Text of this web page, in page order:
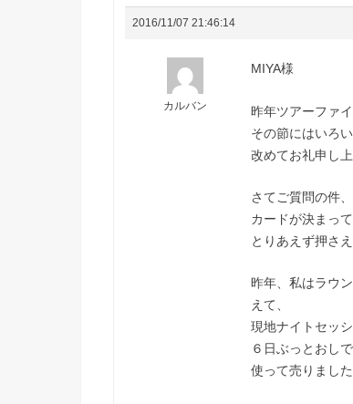
2016/11/07 21:46:14
カルバン
MIYA様
昨年ツアーファ
その節にはいろ
改めてお礼申し上
さてご質問の件
カードが決まっ
とりあえず押さ
昨年、私はラウ
えて、
現地ナイトセッ
６日ぶっとおし
使って売りました